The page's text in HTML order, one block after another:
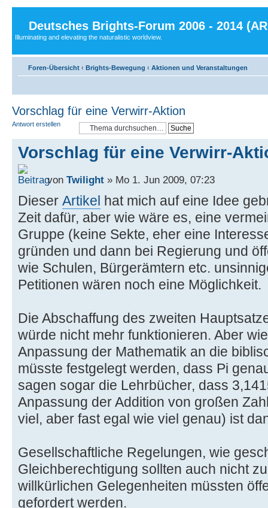
Deutsches Brights-Forum 2006 - 2014
Illuminating and elevating the naturalistic worldview.
Foren-Übersicht ‹ Brights-Bewegung ‹ Aktionen und Veranstaltungen
Vorschlag für eine Verwirr-Aktion
Antwort erstellen
Vorschlag für eine Verwirr-
von Twilight » Mo 1. Jun 2009, 07:23
Dieser Artikel hat mich auf eine Idee
Zeit dafür, aber wie wäre es, eine
Gruppe (keine Sekte, eher eine
gründen und dann bei Regierung und
wie Schulen, Bürgerämtern etc.
Petitionen wären noch eine Möglichkeit.
Die Abschaffung des zweiten
würde nicht mehr funktionieren. Aber
Anpassung der Mathematik an die
müsste festgelegt werden, dass Pi
sagen sogar die Lehrbücher, dass
Anpassung der Addition von großen
viel, aber fast egal wie viel genau) ist
Gesellschaftliche Regelungen, wie
Gleichberechtigung sollten auch nicht
willkürlichen Gelegenheiten müssten
gefordert werden.